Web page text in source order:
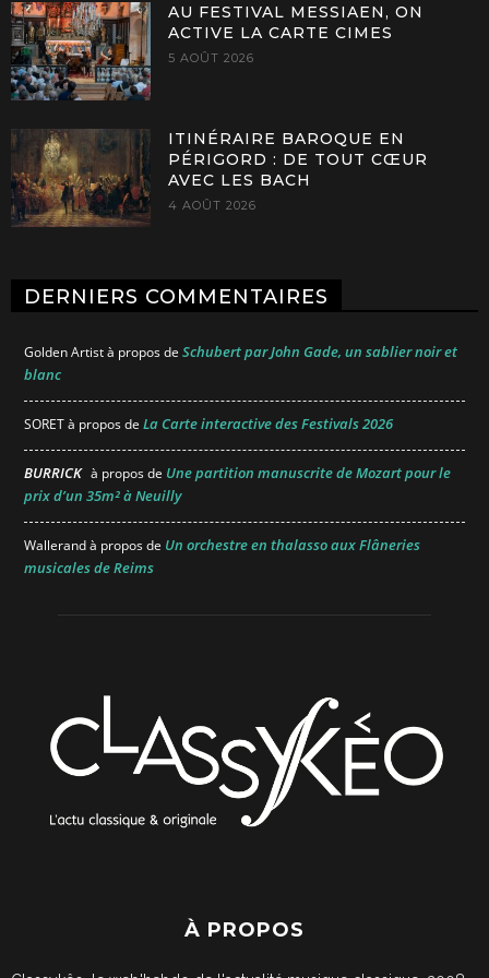
AU FESTIVAL MESSIAEN, ON
ACTIVE LA CARTE CIMES
5 AOÛT 2026
ITINÉRAIRE BAROQUE EN
PÉRIGORD : DE TOUT CŒUR
AVEC LES BACH
4 AOÛT 2026
DERNIERS COMMENTAIRES
Golden Artistà propos de Schubert par John Gade, un sablier noir et
blanc
SORETà propos de La Carte interactive des Festivals 2026
BURRICK à propos de Une partition manuscrite de Mozart pour le
prix d’un 35m² à Neuilly
Wallerandà propos de Un orchestre en thalasso aux Flâneries
musicales de Reims
À PROPOS